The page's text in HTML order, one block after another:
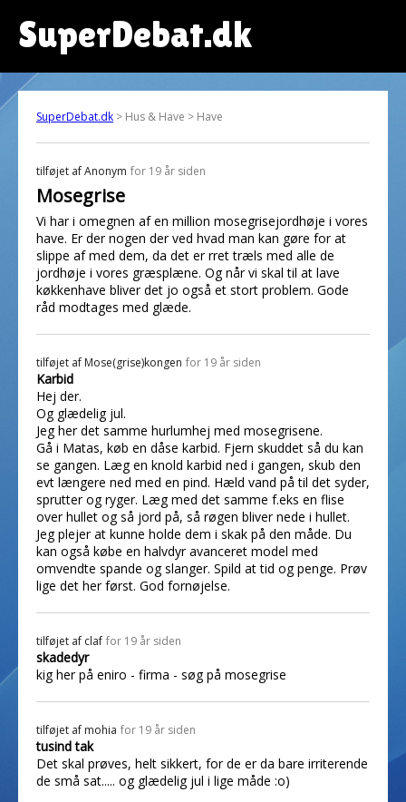
SuperDebat.dk
SuperDebat.dk > Hus & Have > Have
tilføjet afAnonym for 19 år siden
Mosegrise
Vi har i omegnen af en million mosegrisejordhøje i vores
have. Er der nogen der ved hvad man kan gøre for at
slippe af med dem, da det er rret træls med alle de
jordhøje i vores græsplæne. Og når vi skal til at lave
køkkenhave bliver det jo også et stort problem. Gode
råd modtages med glæde.
tilføjet af Mose(grise)kongen for 19 år siden
Karbid
Hej der.
Og glædelig jul.
Jeg her det samme hurlumhej med mosegrisene.
Gå i Matas, køb en dåse karbid. Fjern skuddet så du kan
se gangen. Læg en knold karbid ned i gangen, skub den
evt længere ned med en pind. Hæld vand på til det syder,
sprutter og ryger. Læg med det samme f.eks en flise
over hullet og så jord på, så røgen bliver nede i hullet.
Jeg plejer at kunne holde dem i skak på den måde. Du
kan også købe en halvdyr avanceret model med
omvendte spande og slanger. Spild at tid og penge. Prøv
lige det her først. God fornøjelse.
tilføjet af claf for 19 år siden
skadedyr
kig her på eniro - firma - søg på mosegrise
tilføjet af mohia for 19 år siden
tusind tak
Det skal prøves, helt sikkert, for de er da bare irriterende
de små sat..... og glædelig jul i lige måde :o)